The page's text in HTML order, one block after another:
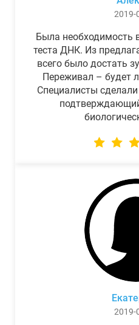
2019-
Была необходимость
теста ДНК. Из
всего было достать
Переживал – будет
Специалисты
2019-